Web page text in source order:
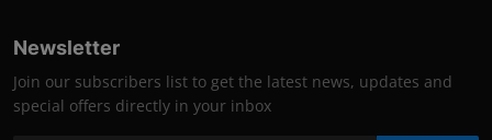
Newsletter
Join our subscribers list to get the latest news, updates and
special offers directly in your inbox